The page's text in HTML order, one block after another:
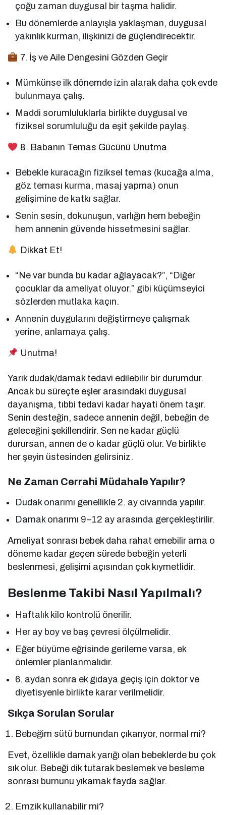
çoğu zaman duygusal bir taşma halidir.
Bu dönemlerde anlayışla yaklaşman, duygusal
yakınlık kurman, ilişkinizi de güçlendirecektir.
7. İş ve Aile Dengesini Gözden Geçir
Mümkünse ilk dönemde izin alarak daha çok evde
bulunmaya çalış.
Maddi sorumluluklarla birlikte duygusal ve
fiziksel sorumluluğu da eşit şekilde paylaş.
8. Babanın Temas Gücünü Unutma
Bebekle kuracağın fiziksel temas (kucağa alma,
göz teması kurma, masaj yapma) onun
gelişimine de katkı sağlar.
Senin sesin, dokunuşun, varlığın hem bebeğin
hem annenin güvende hissetmesini sağlar.
Dikkat Et!
“Ne var bunda bu kadar ağlayacak?”, “Diğer
çocuklar da ameliyat oluyor.” gibi küçümseyici
sözlerden mutlaka kaçın.
Annenin duygularını değiştirmeye çalışmak
yerine, anlamaya çalış.
Unutma!
Yarık dudak/damak tedavi edilebilir bir durumdur.
Ancak bu süreçte eşler arasındaki duygusal
dayanışma, tıbbi tedavi kadar hayati önem taşır.
Senin desteğin, sadece annenin değil, bebeğin de
geleceğini şekillendirir. Sen ne kadar güçlü
durursan, annen de o kadar güçlü olur. Ve birlikte
her şeyin üstesinden gelirsiniz.
Ne Zaman Cerrahi Müdahale Yapılır?
Dudak onarımı genellikle 2. ay civarında yapılır.
Damak onarımı 9–12 ay arasında gerçekleştirilir.
Ameliyat sonrası bebek daha rahat emebilir ama o
döneme kadar geçen sürede bebeğin yeterli
beslenmesi, gelişimi açısından çok kıymetlidir.
Beslenme Takibi Nasıl Yapılmalı?
Haftalık kilo kontrolü önerilir.
Her ay boy ve baş çevresi ölçülmelidir.
Eğer büyüme eğrisinde gerileme varsa, ek
önlemler planlanmalıdır.
6. aydan sonra ek gıdaya geçiş için doktor ve
diyetisyenle birlikte karar verilmelidir.
Sıkça Sorulan Sorular
Bebeğim sütü burnundan çıkarıyor, normal mi?
Evet, özellikle damak yarığı olan bebeklerde bu çok
sık olur. Bebeği dik tutarak beslemek ve besleme
sonrası burnunu yıkamak fayda sağlar.
Emzik kullanabilir mi?